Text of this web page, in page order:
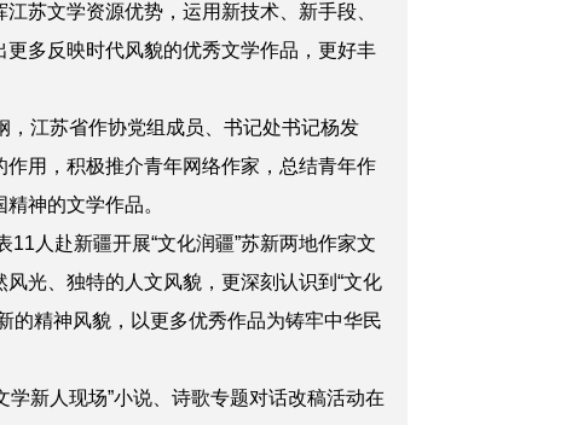
苏文学资源优势，运用新技术、新手段、
多反映时代风貌的优秀文学作品，更好丰
江苏省作协党组成员、书记处书记杨发
用，积极推介青年网络作家，总结青年作
神的文学作品。
人赴新疆开展“文化润疆”苏新两地作家文
光、独特的人文风貌，更深刻认识到“文化
的精神风貌，以更多优秀作品为铸牢中华民
新人现场”小说、诗歌专题对话改稿活动在